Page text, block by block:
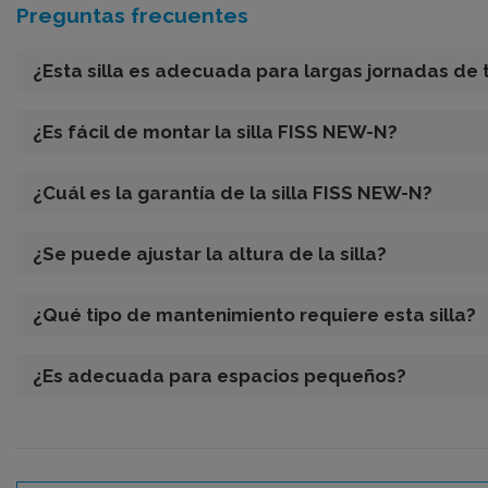
Preguntas frecuentes
¿Esta silla es adecuada para largas jornadas de
¿Es fácil de montar la silla FISS NEW-N?
¿Cuál es la garantía de la silla FISS NEW-N?
¿Se puede ajustar la altura de la silla?
¿Qué tipo de mantenimiento requiere esta silla?
¿Es adecuada para espacios pequeños?